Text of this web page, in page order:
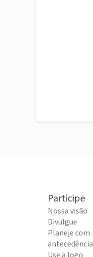
Participe
Nossa visão
Divulgue
Planeje com
antecedência